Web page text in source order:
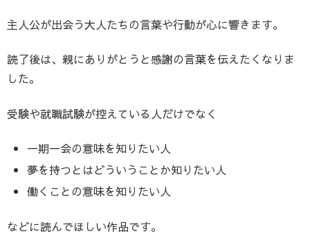
主人公が出会う大人たちの言葉や行動が心に響きます。
読了後は、親にありがとうと感謝の言葉を伝えたくなりま
した。
受験や就職試験が控えている人だけでなく
一期一会の意味を知りたい人
夢を持つとはどういうことか知りたい人
働くことの意味を知りたい人
などに読んでほしい作品です。